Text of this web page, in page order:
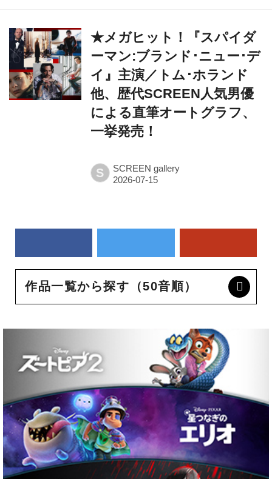
★メガヒット！『スパイダ
ーマン:ブランド･ニュー･デ
イ』主演／トム･ホランド
他、歴代SCREEN人気男優
による直筆オートグラフ、
一挙発売！
S SCREEN gallery
作品一覧から探す（50音順）